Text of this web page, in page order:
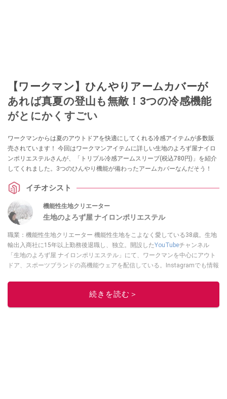
【ワークマン】ひんやりアームカバーが
あれば真夏の登山も無敵！3つの冷感機能
がとにかくすごい
ワークマンからは夏のアウトドアを快適にしてくれる冷感アイテムが多数販
売されています！ 今回はワークマンアイテムに詳しい生地のよろず屋ナイロ
ンポリエステルさんが、「トリプル冷感アームスリーブ(税込780円)」を紹介
してくれました。3つのひんやり機能が備わったアームカバーなんだそう！
イチオシスト
機能性生地クリエーター
生地のよろず屋 ナイロンポリエステル
職業：機能性生地クリエーター 機能性生地をこよなく愛している38歳。生地
輸出入商社に15年以上勤務後退職し、独立。開設したYouTubeチャンネル
「生地のよろず屋 ナイロンポリエステル」にて、ワークマンを中心にアウト
ドア、スポーツブランドの高機能ウェアを配信している。Instagramでも情報
このイチオシストの他の記事を読む
続きを読む＞